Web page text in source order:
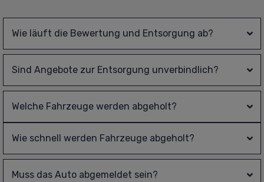
Wie läuft die Bewertung und Entsorgung ab?
Sind Angebote zur Entsorgung unverbindlich?
Welche Fahrzeuge werden abgeholt?
Wie schnell werden Fahrzeuge abgeholt?
Muss das Auto abgemeldet sein?